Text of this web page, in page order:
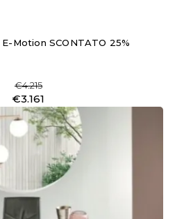
Motion SCONTATO 25%
€4.215
€3.161